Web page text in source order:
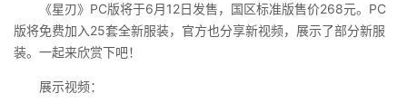
《星刃》PC版将于6月12日发售，国区标准版售价268元。PC
版将免费加入25套全新服装，官方也分享新视频，展示了部分新服
装。一起来欣赏下吧！
展示视频：